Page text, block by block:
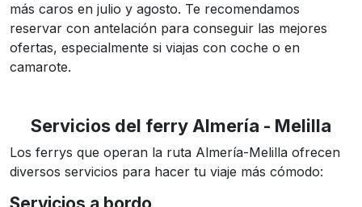
más caros en julio y agosto. Te recomendamos
reservar con antelación para conseguir las mejores
ofertas, especialmente si viajas con coche o en
camarote.
Servicios del ferry Almería - Melilla
Los ferrys que operan la ruta Almería-Melilla ofrecen
diversos servicios para hacer tu viaje más cómodo: